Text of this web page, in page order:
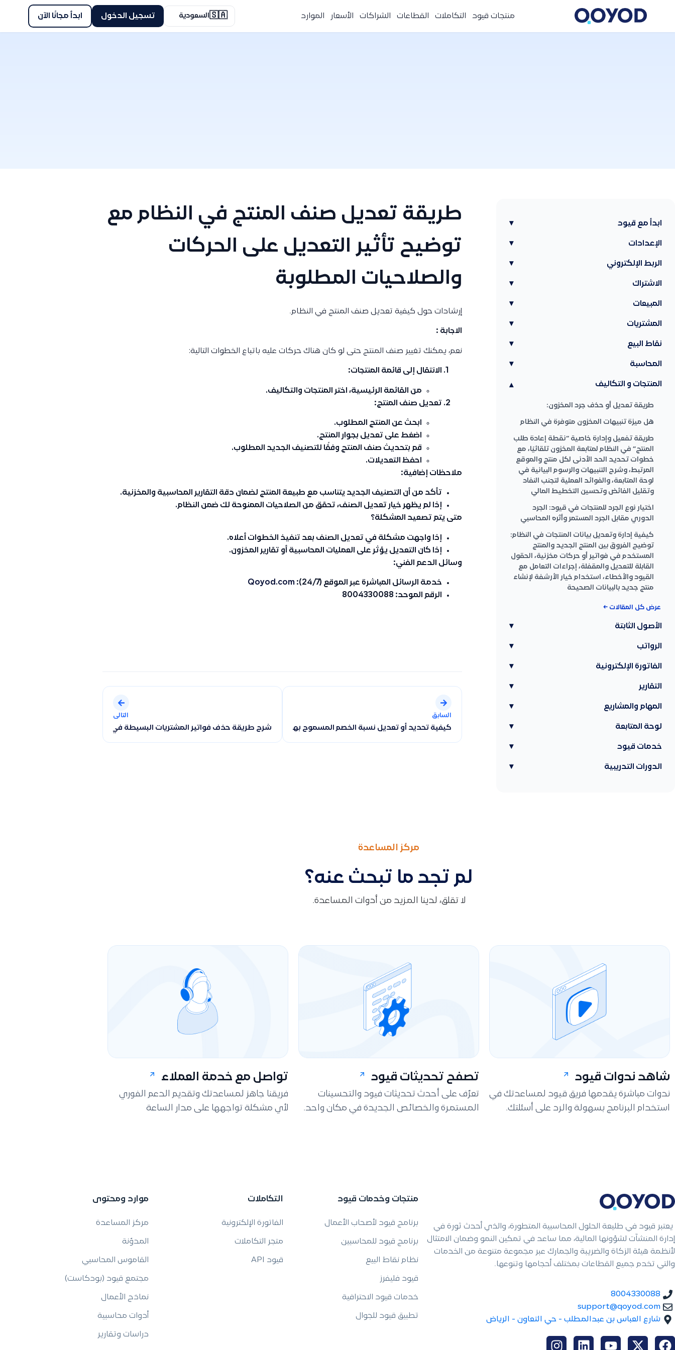
منتجات قيود التكاملات القطاعات الشراكات الأسعار الموارد 🇸🇦السعودية تسجيل الدخول ابدأ مجانًا الآن
ابدأ مع قيود ▾
الإعدادات ▾
الربط الإلكتروني ▾
الاشتراك ▾
المبيعات ▾
المشتريات ▾
نقاط البيع ▾
المحاسبة ▾
المنتجات و التكاليف ▾
طريقة تعديل أو حذف جرد المخزون:
هل ميزة تنبيهات المخزون متوفرة في النظام
طريقة تفعيل وإدارة خاصية “نقطة إعادة طلب
المنتج” في النظام لمتابعة المخزون تلقائيًا، مع
خطوات تحديد الحد الأدنى لكل منتج والموقع
المرتبط، وشرح التنبيهات والرسوم البيانية في
لوحة المتابعة، والفوائد العملية لتجنب النفاد
وتقليل الفائض وتحسين التخطيط المالي
اختيار نوع الجرد للمنتجات في قيود: الجرد
الدوري مقابل الجرد المستمر وأثره المحاسبي
كيفية إدارة وتعديل بيانات المنتجات في النظام:
توضيح الفروق بين المنتج الجديد والمنتج
المستخدم في فواتير أو حركات مخزنية، الحقول
القابلة للتعديل والمقفلة، إجراءات التعامل مع
القيود والأخطاء، استخدام خيار الأرشفة لإنشاء
منتج جديد بالبيانات الصحيحة
عرض كل المقالات ←
الأصول الثابتة ▾
الرواتب ▾
الفاتورة الإلكترونية ▾
التقارير ▾
المهام والمشاريع ▾
لوحة المتابعة ▾
خدمات قيود ▾
الدورات التدريبية ▾
طريقة تعديل صنف المنتج في النظام مع
توضيح تأثير التعديل على الحركات
والصلاحيات المطلوبة
إرشادات حول كيفية تعديل صنف المنتج في النظام.
الاجابة :
نعم، يمكنك تغيير صنف المنتج حتى لو كان هناك حركات عليه باتباع الخطوات التالية:
الانتقال إلى قائمة المنتجات:
من القائمة الرئيسية، اختر المنتجات والتكاليف.
تعديل صنف المنتج:
ابحث عن المنتج المطلوب.
اضغط على تعديل بجوار المنتج.
قم بتحديث صنف المنتج وفقًا للتصنيف الجديد المطلوب.
احفظ التعديلات.
ملاحظات إضافية:
تأكد من أن التصنيف الجديد يتناسب مع طبيعة المنتج لضمان دقة التقارير المحاسبية والمخزنية.
إذا لم يظهر خيار تعديل الصنف، تحقق من الصلاحيات الممنوحة لك ضمن النظام.
متى يتم تصعيد المشكلة؟
إذا واجهت مشكلة في تعديل الصنف بعد تنفيذ الخطوات أعلاه.
إذا كان التعديل يؤثر على العمليات المحاسبية أو تقارير المخزون.
وسائل الدعم الفني:
خدمة الرسائل المباشرة عبر الموقع (24/7):
Qoyod.com
الرقم الموحد: 8004330088
السابق
كيفية تحديد أو تعديل نسبة الخصم المسموح بها للموظف في فواتير المبيعات
التالى
شرح طريقة حذف فواتير المشتريات البسيطة في النظام
مركز المساعدة
لم تجد ما تبحث عنه؟
لا تقلق، لدينا المزيد من أدوات المساعدة.
شاهد ندوات قيود
ندوات مباشرة يقدمها فريق قيود لمساعدتك في
استخدام البرنامج بسهولة والرد على أسئلتك.
تصفح تحديثات قيود
تعرّف على أحدث تحديثات فيود والتحسينات
المستمرة والخصائص الجديدة في مكان واحد.
تواصل مع خدمة العملاء
فريقنا جاهز لمساعدتك وتقديم الدعم الفوري
لأي مشكلة تواجهها على مدار الساعة
يعتبر قيود في طليعة الحلول المحاسبية المتطورة، والذي أحدث ثورة في
إدارة المنشآت لشؤونها المالية، مما ساعد في تمكين النمو وضمان الامتثال
لأنظمة هيئة الزكاة والضريبة والجمارك عبر مجموعة متنوعة من الخدمات
والتي تخدم جميع القطاعات بمختلف أحجامها وتنوعها.
8004330088
support@qoyod.com
شارع العباس بن عبدالمطلب - حي التعاون - الرياض
منتجات وخدمات قيود
برنامج قيود لأصحاب الأعمال
برنامج قيود للمحاسبين
نظام نقاط البيع
قيود فليفرز
خدمات قيود الاحترافية
تطبيق قيود للجوال
التكاملات
الفاتورة الإلكترونية
متجر التكاملات
قيود API
موارد ومحتوى
مركز المساعدة
المدوّنة
القاموس المحاسبي
مجتمع قيود (بودكاست)
نماذج الأعمال
أدوات محاسبية
دراسات وتقارير